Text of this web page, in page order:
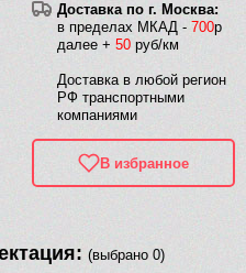
Доставка по г. Москва:
в пределах МКАД - 700р
далее + 50 руб/км
Доставка в любой регион
РФ транспортными
компаниями
В избранное
(выбрано 0)